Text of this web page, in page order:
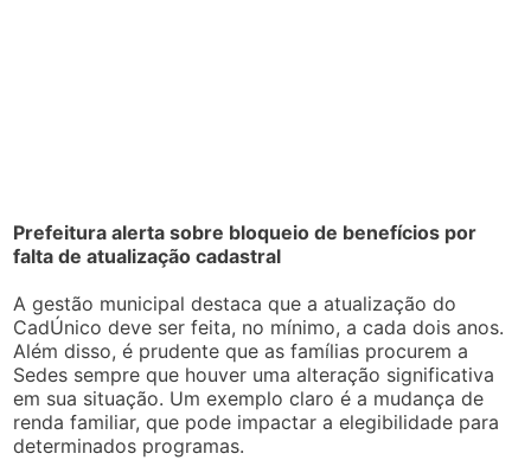
Prefeitura alerta sobre bloqueio de benefícios por
falta de atualização cadastral
A gestão municipal destaca que a atualização do
CadÚnico deve ser feita, no mínimo, a cada dois anos.
Além disso, é prudente que as famílias procurem a
Sedes sempre que houver uma alteração significativa
em sua situação. Um exemplo claro é a mudança de
renda familiar, que pode impactar a elegibilidade para
determinados programas.